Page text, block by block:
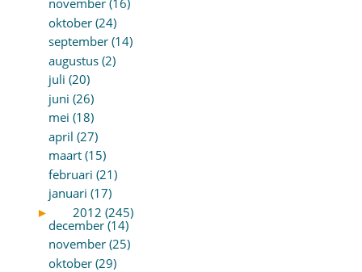
november (16)
oktober (24)
september (14)
augustus (2)
juli (20)
juni (26)
mei (18)
april (27)
maart (15)
februari (21)
januari (17)
►
2012 (245)
december (14)
november (25)
oktober (29)